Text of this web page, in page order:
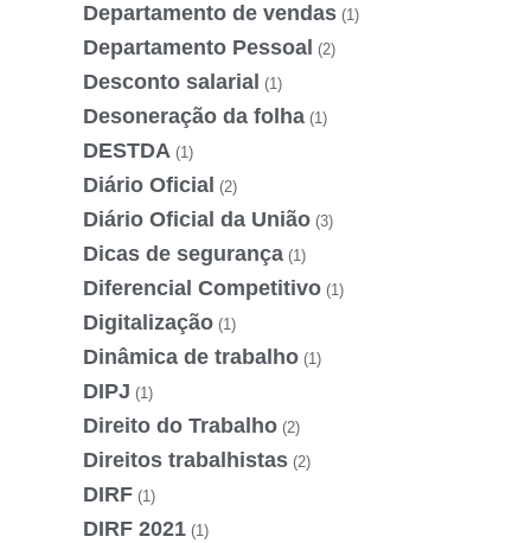
Departamento de vendas (1)
Departamento Pessoal (2)
Desconto salarial (1)
Desoneração da folha (1)
DESTDA (1)
Diário Oficial (2)
Diário Oficial da União (3)
Dicas de segurança (1)
Diferencial Competitivo (1)
Digitalização (1)
Dinâmica de trabalho (1)
DIPJ (1)
Direito do Trabalho (2)
Direitos trabalhistas (2)
DIRF (1)
DIRF 2021 (1)